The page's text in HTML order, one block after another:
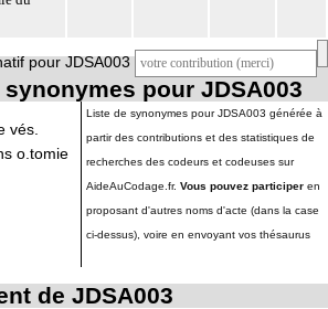
pour JDSA003
pour JDSA003
vés.
o.tomie
Liste de synonymes pour JDSA003 générée à
partir des contributions et des statistiques de
recherches des codeurs et codeuses sur
AideAuCodage.fr. Vous pouvez participer en
proposant d'autres noms d'acte (dans la case
ci-dessus), voire en envoyant vos thésaurus
de JDSA003